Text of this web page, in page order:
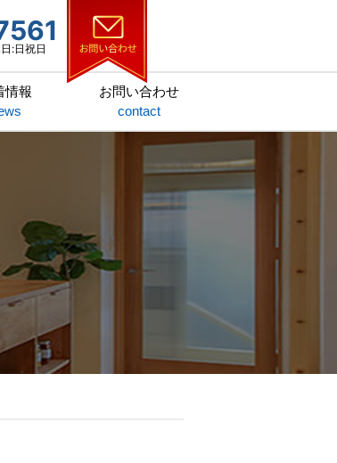
:日祝日
情報
お問い合わせ
contact